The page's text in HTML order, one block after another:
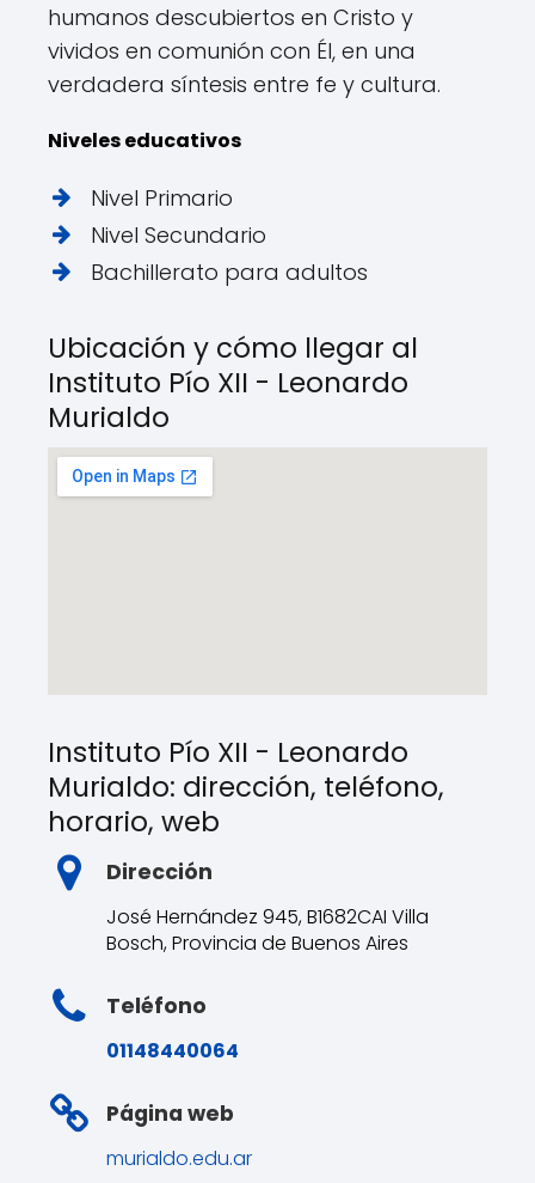
humanos descubiertos en Cristo y
vividos en comunión con Él, en una
verdadera síntesis entre fe y cultura.
Niveles educativos
Nivel Primario
Nivel Secundario
Bachillerato para adultos
Ubicación y cómo llegar al
Instituto Pío XII - Leonardo
Murialdo
Instituto Pío XII - Leonardo
Murialdo: dirección, teléfono,
horario, web
Dirección
José Hernández 945, B1682CAI Villa
Bosch, Provincia de Buenos Aires
Teléfono
01148440064
Página web
murialdo.edu.ar